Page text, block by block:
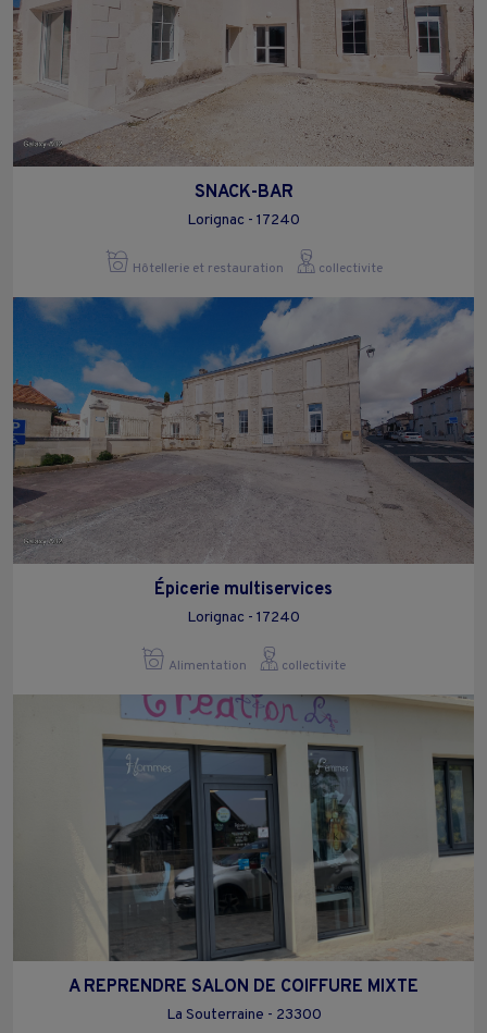
SNACK-BAR
Lorignac - 17240
Hôtellerie et restauration collectivite
Épicerie multiservices
Lorignac - 17240
Alimentation collectivite
A REPRENDRE SALON DE COIFFURE MIXTE
La Souterraine - 23300